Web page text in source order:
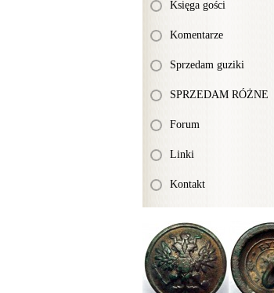
Księga gości
Komentarze
Sprzedam guziki
SPRZEDAM RÓŻNE
Forum
Linki
Kontakt